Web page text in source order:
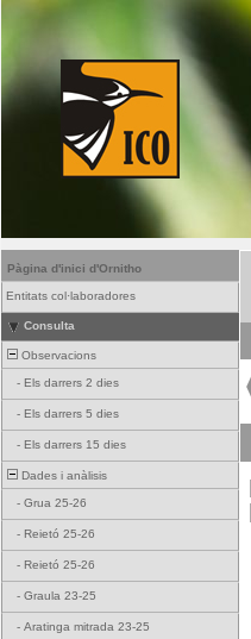
Pàgina d'inici d'Ornitho
Entitats col·laboradores
Consulta
Observacions
- Els darrers 2 dies
- Els darrers 5 dies
- Els darrers 15 dies
Dades i anàlisis
- Grua 25-26
- Reietó 25-26
- Reietó 25-26
- Graula 23-25
- Aratinga mitrada 23-25